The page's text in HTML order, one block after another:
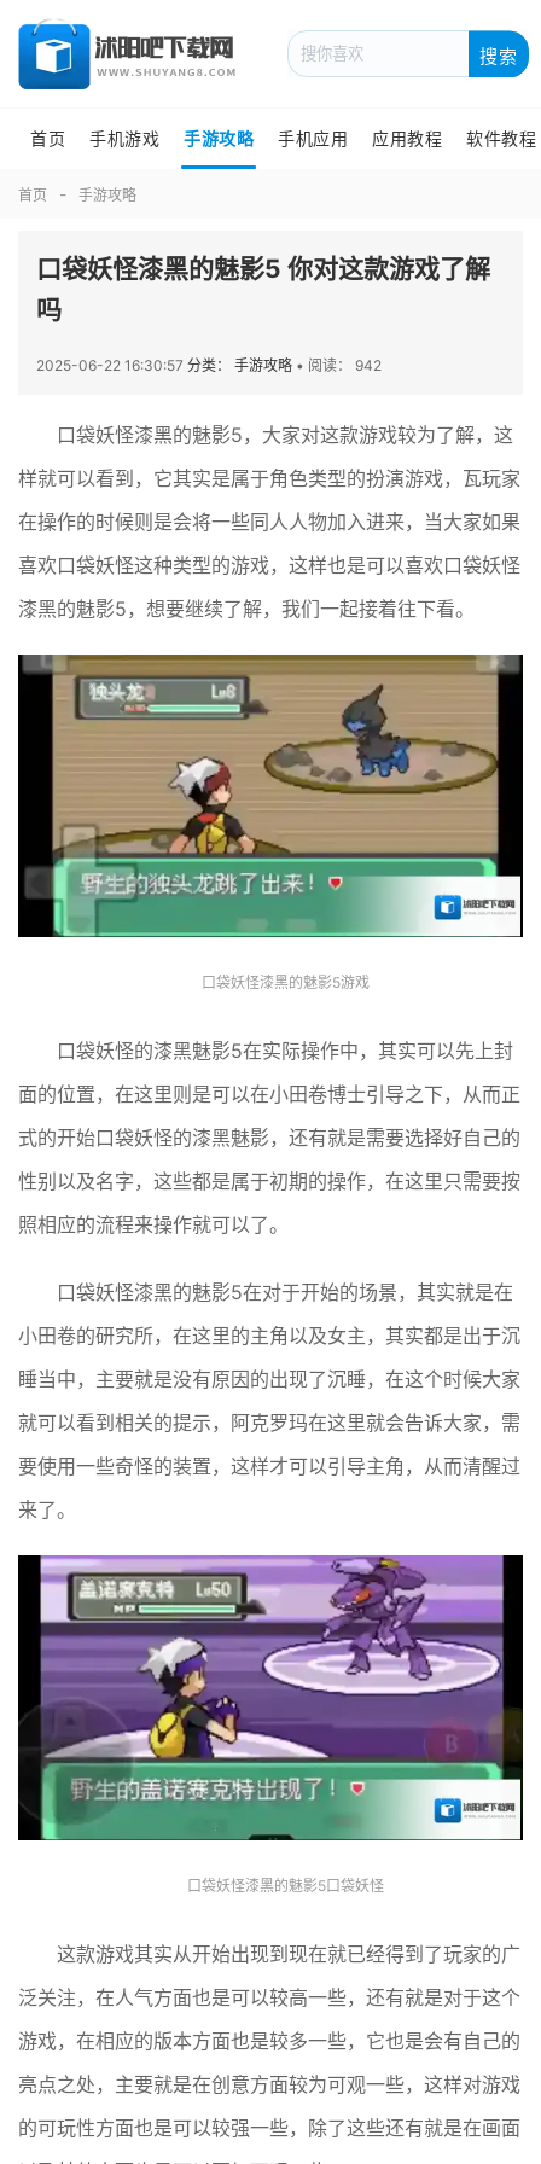
搜索
首页 手机游戏 手游攻略 手机应用 应用教程 软件教程
首页 手游攻略
口袋妖怪漆黑的魅影5 你对这款游戏了解
吗
2025-06-22 16:30:57 分类： 手游攻略 • 阅读： 942
口袋妖怪漆黑的魅影5，大家对这款游戏较为了解，这
样就可以看到，它其实是属于角色类型的扮演游戏，瓦玩家
在操作的时候则是会将一些同人人物加入进来，当大家如果
喜欢口袋妖怪这种类型的游戏，这样也是可以喜欢口袋妖怪
漆黑的魅影5，想要继续了解，我们一起接着往下看。
口袋妖怪漆黑的魅影5游戏
口袋妖怪的漆黑魅影5在实际操作中，其实可以先上封
面的位置，在这里则是可以在小田卷博士引导之下，从而正
式的开始口袋妖怪的漆黑魅影，还有就是需要选择好自己的
性别以及名字，这些都是属于初期的操作，在这里只需要按
照相应的流程来操作就可以了。
口袋妖怪漆黑的魅影5在对于开始的场景，其实就是在
小田卷的研究所，在这里的主角以及女主，其实都是出于沉
睡当中，主要就是没有原因的出现了沉睡，在这个时候大家
就可以看到相关的提示，阿克罗玛在这里就会告诉大家，需
要使用一些奇怪的装置，这样才可以引导主角，从而清醒过
来了。
口袋妖怪漆黑的魅影5口袋妖怪
这款游戏其实从开始出现到现在就已经得到了玩家的广
泛关注，在人气方面也是可以较高一些，还有就是对于这个
游戏，在相应的版本方面也是较多一些，它也是会有自己的
亮点之处，主要就是在创意方面较为可观一些，这样对游戏
的可玩性方面也是可以较强一些，除了这些还有就是在画面